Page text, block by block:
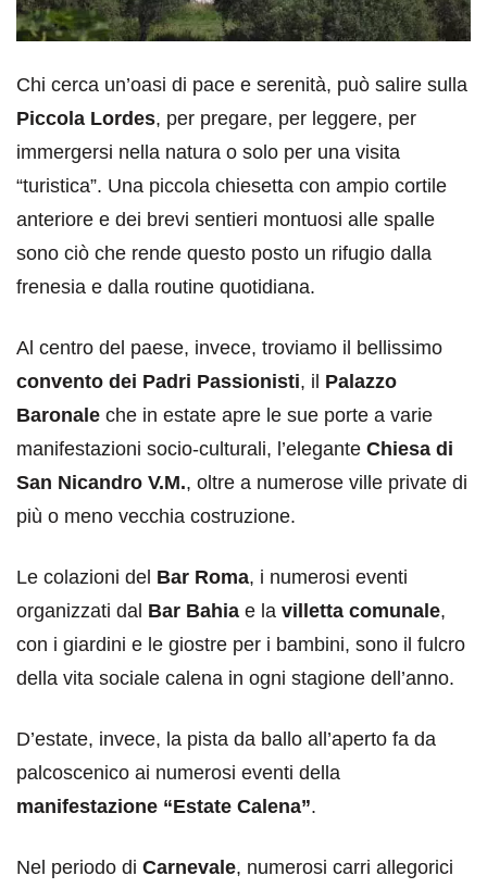
Chi cerca un’oasi di pace e serenità, può salire sulla
Piccola Lordes, per pregare, per leggere, per
immergersi nella natura o solo per una visita
“turistica”. Una piccola chiesetta con ampio cortile
anteriore e dei brevi sentieri montuosi alle spalle
sono ciò che rende questo posto un rifugio dalla
frenesia e dalla routine quotidiana.
Al centro del paese, invece, troviamo il bellissimo
convento dei Padri Passionisti, il Palazzo
Baronale che in estate apre le sue porte a varie
manifestazioni socio-culturali, l’elegante Chiesa di
San Nicandro V.M., oltre a numerose ville private di
più o meno vecchia costruzione.
Le colazioni del Bar Roma, i numerosi eventi
organizzati dal Bar Bahia e la villetta comunale,
con i giardini e le giostre per i bambini, sono il fulcro
della vita sociale calena in ogni stagione dell’anno.
D’estate, invece, la pista da ballo all’aperto fa da
palcoscenico ai numerosi eventi della
manifestazione “Estate Calena”.
Nel periodo di Carnevale, numerosi carri allegorici